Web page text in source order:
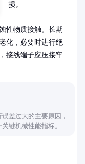
损。
性物质接触。长期
化，必要时进行绝
接线端子应压接牢
差过大的主要原因，
键机械性能指标。